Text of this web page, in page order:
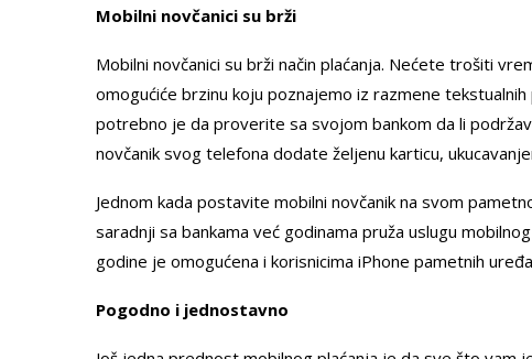
Mobilni novčanici su brži
Mobilni novčanici su brži način plaćanja. Nećete trošiti
omogućiće brzinu koju poznajemo iz razmene
potrebno je da proverite sa svojom bankom da li
novčanik svog telefona dodate željenu karticu,
Jednom kada postavite mobilni novčanik na svom
saradnji sa bankama već godinama pruža uslugu
godine je omogućena i korisnicima iPhone pametnih
Pogodno i jednostavno